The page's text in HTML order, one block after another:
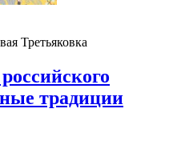
Третьяковка
традиции